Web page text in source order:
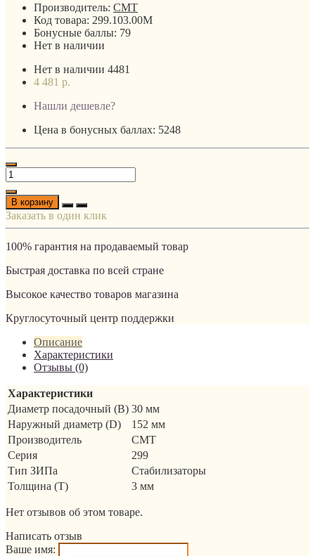
Производитель: CMT
Код товара: 299.103.00M
Бонусные баллы: 79
Нет в наличии
Нет в наличии 4481
4 481 р.
Нашли дешевле?
Цена в бонусных баллах: 5248
В корзину
Заказать в один клик
100% гарантия на продаваемый товар
Быстрая доставка по всей стране
Высокое качество товаров магазина
Круглосуточный центр поддержки
Описание
Характеристики
Отзывы (0)
Характеристики
Диаметр посадочный (B) 30 мм
Наружный диаметр (D)
152 мм
Производитель
CMT
Серия
299
Тип ЗИПа
Стабилизаторы
Толщина (T)
3 мм
Нет отзывов об этом товаре.
Написать отзыв
Ваше имя: